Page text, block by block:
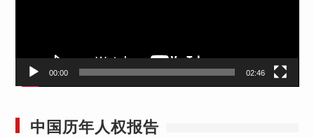
00:00 02:46
中国历年人权报告